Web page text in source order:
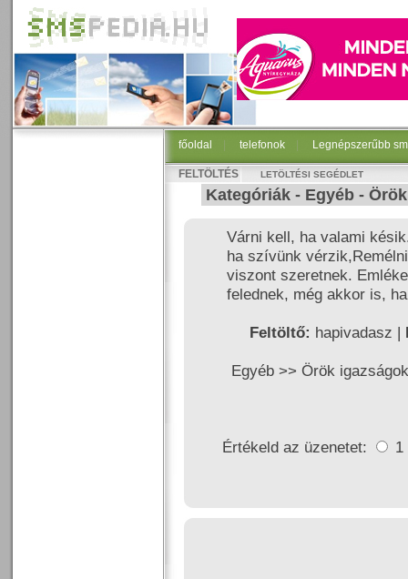
főoldal telefonok Legnépszerűbb
FELTÖLTÉS LETÖLTÉSI SEGÉDLET
Kategóriák - Egyéb -
Várni kell, ha valami
ha szívünk
viszont szeretnek.
felednek, még akkor is,
Feltöltő: hapivadasz |
Egyéb >> Örök igazságok
Értékeld az üzenetet: 1